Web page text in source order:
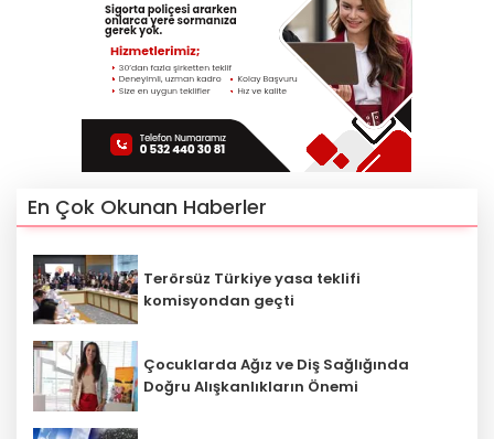
En Çok Okunan Haberler
Terörsüz Türkiye yasa teklifi
komisyondan geçti
Çocuklarda Ağız ve Diş Sağlığında
Doğru Alışkanlıkların Önemi